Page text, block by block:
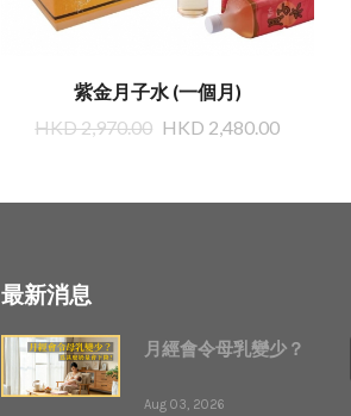
紫金月子水 (一個月)
HKD 2,970.00 HKD 2,480.00
最新消息
月經會令母乳變少？
Aug 03, 2026